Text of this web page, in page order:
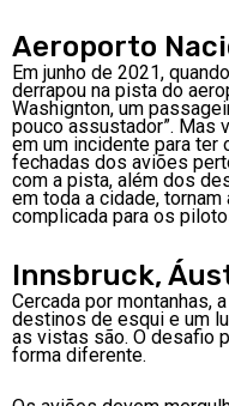
Aeroporto
Em junho de 2021,
derrapou na pista do
Washignton, um
pouco assustador”. Mas
em um incidente para
fechadas dos aviões
com a pista, além dos
em toda a cidade,
complicada para os
Innsbruck,
Cercada por montanhas,
destinos de esqui e um
as vistas são. O desafio
forma diferente.